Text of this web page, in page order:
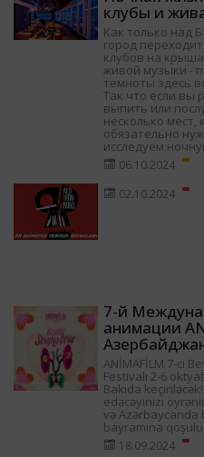
клубы и
Как только над
город
клубов на
живой музыки -
темноты здесь
Так что если вы
выпить или
несколько мест,
обязательно
исследуем
06.10.2024
02.10.2024
7-й
анимации
ANİMAFİLM 7-ci
Festivalı 2-6
Bakıda
edəcəyinizi
və Azərbaycanda
bayramına
18.09.2024